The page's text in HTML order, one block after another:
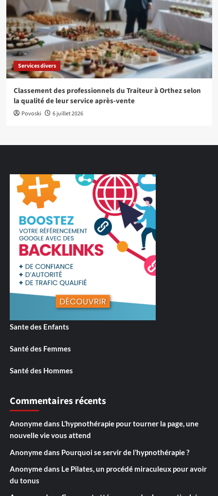
Services divers
Classement des professionnels du Traiteur à Orthez selon
la qualité de leur service après-vente
Povoski 6 juillet 2026
Sante des Enfants
Santé des Femmes
Santé des Hommes
Commentaires récents
Anonymedans L’hypnothérapie pour tourner la page, une
nouvelle vie vous attend
Anonymedans Pourquoi se servir de l’hypnothérapie ?
Anonymedans Le Pilates, un procédé miraculeux pour avoir
du tonus